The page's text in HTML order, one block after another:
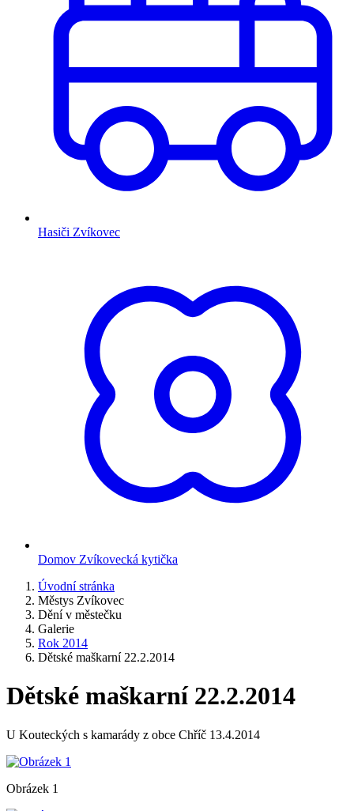
Hasiči Zvíkovec
Domov Zvíkovecká kytička
Úvodní stránka
Městys Zvíkovec
Dění v městečku
Galerie
Rok 2014
Dětské maškarní 22.2.2014
Dětské maškarní 22.2.2014
U Kouteckých s kamarády z obce Chříč 13.4.2014
Obrázek 1